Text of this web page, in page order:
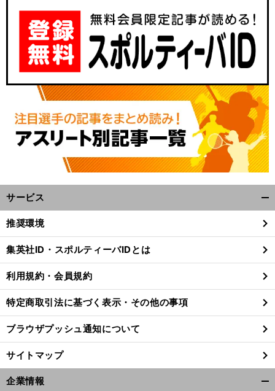
。
ヤ
前
サービス
閉
る
推奨環境
集英社ID・スポルティーバIDとは
利用規約・会員規約
特定商取引法に基づく表示・その他の事項
ブラウザプッシュ通知について
サイトマップ
企業情報